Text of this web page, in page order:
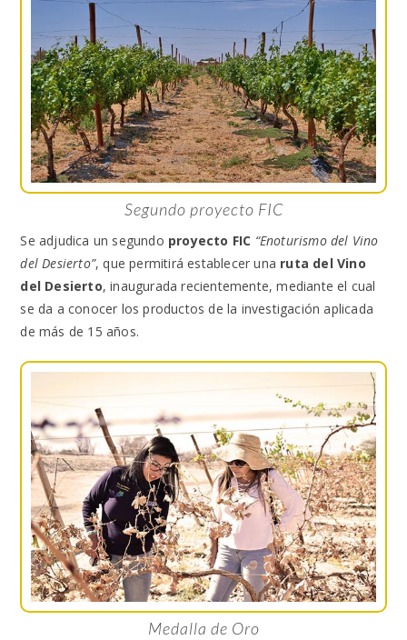
Segundo proyecto FIC
Se adjudica un segundo proyecto FIC “Enoturismo del Vino
del Desierto”, que permitirá establecer una ruta del Vino
del Desierto, inaugurada recientemente, mediante el cual
se da a conocer los productos de la investigación aplicada
de más de 15 años.
Medalla de Oro